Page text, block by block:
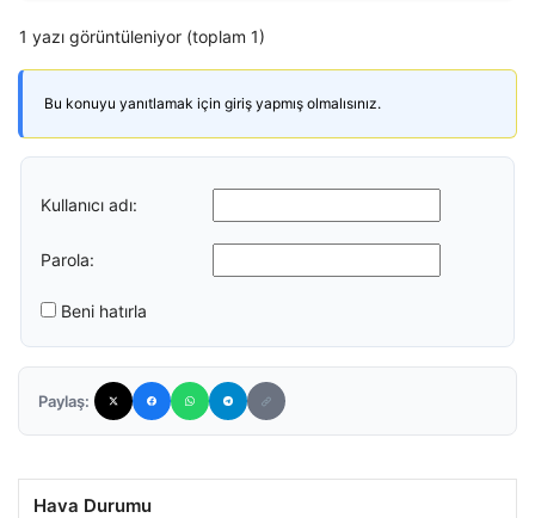
1 yazı görüntüleniyor (toplam 1)
Bu konuyu yanıtlamak için giriş yapmış olmalısınız.
Kullanıcı adı:
Parola:
Beni hatırla
Paylaş:
Hava Durumu